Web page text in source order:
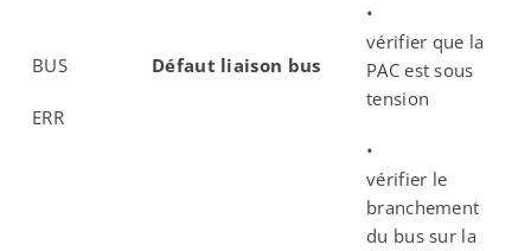
BUS
ERR
Défaut liaison bus
•
vérifier que la
PAC est sous
tension
•
vérifier le
branchement
du bus sur la